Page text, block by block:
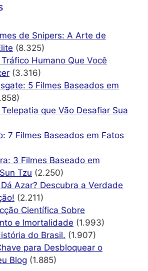
de Snipers: A Arte de
(8.325)
Humano Que Você
(3.316)
5 Filmes Baseados em
que Vão Desafiar Sua
7 Filmes Baseados em Fatos
3 Filmes Baseado em
Tzu (2.250)
Azar? Descubra a Verdade
(2.211)
Científica Sobre
e Imortalidade (1.993)
do Brasil. (1.907)
para Desbloquear o
Blog (1.885)